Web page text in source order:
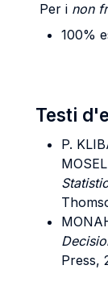
Per i non
100%
Testi
P.
Press,